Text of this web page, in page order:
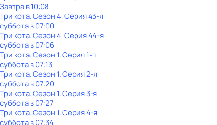
Завтра в 10:08
Три кота. Сезон 4. Серия 43-я
субботав07:00
Три кота. Сезон 4. Серия 44-я
субботав07:06
Три кота. Сезон 1. Серия 1-я
субботав07:13
Три кота. Сезон 1. Серия 2-я
субботав07:20
Три кота. Сезон 1. Серия 3-я
субботав07:27
Три кота. Сезон 1. Серия 4-я
субботав07:34